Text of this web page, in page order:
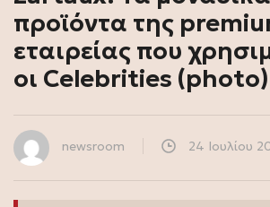
προϊόντα της
εταιρείας που
οι Celebrities (photo)
newsroom 24 Ιουλίου